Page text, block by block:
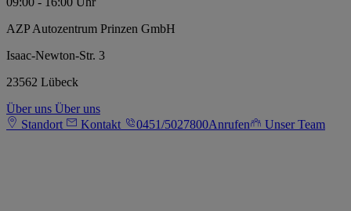
AZP Autozentrum Prinzen GmbH
Isaac-Newton-Str. 3
23562 Lübeck
Über uns Über uns
Standort
Kontakt 0451/5027800Anrufen Unser Team